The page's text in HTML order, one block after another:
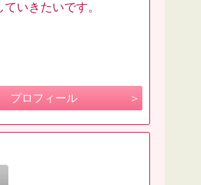
いきたいです。
プロフィール